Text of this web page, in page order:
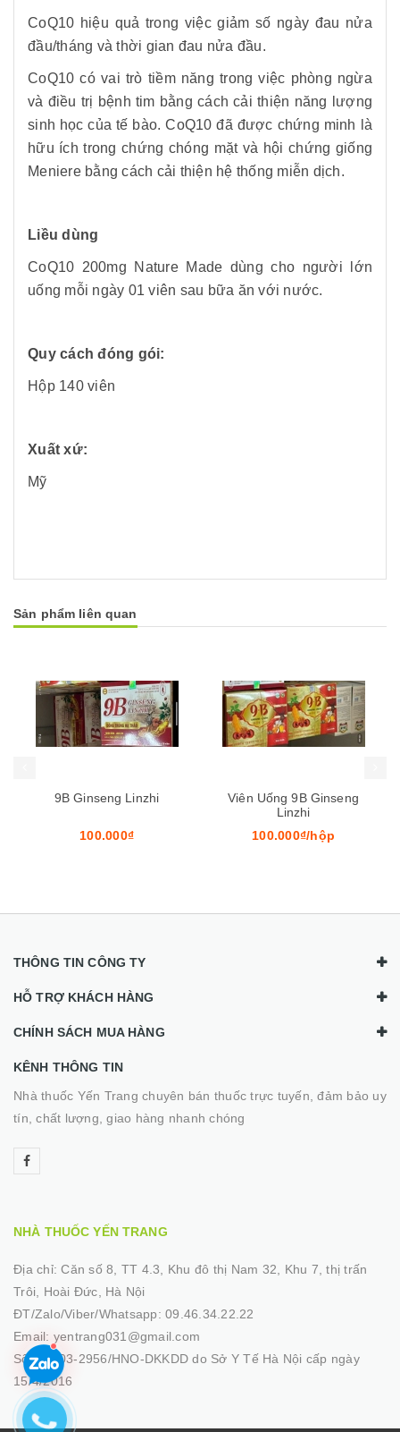
CoQ10 hiệu quả trong việc giảm số ngày đau nửa
đầu/tháng và thời gian đau nửa đầu.
CoQ10 có vai trò tiềm năng trong việc phòng ngừa
và điều trị bệnh tim bằng cách cải thiện năng lượng
sinh học của tế bào. CoQ10 đã được chứng minh là
hữu ích trong chứng chóng mặt và hội chứng giống
Meniere bằng cách cải thiện hệ thống miễn dịch.
Liều dùng
CoQ10 200mg Nature Made dùng cho người lớn
uống mỗi ngày 01 viên sau bữa ăn với nước.
Quy cách đóng gói:
Hộp 140 viên
Xuất xứ:
Mỹ
Sản phẩm liên quan
Viên Uống 9B Ginseng
100.000₫/hộp
B Complex
60.000₫/lọ
Mua hàng Mua hàng
THÔNG TIN CÔNG TY
HỖ TRỢ KHÁCH HÀNG
CHÍNH SÁCH MUA HÀNG
KÊNH THÔNG TIN
Nhà thuốc Yến Trang chuyên bán thuốc trực tuyến, đảm bảo uy
tín, chất lượng, giao hàng nhanh chóng
NHÀ THUỐC YẾN TRANG
Địa chỉ:Căn số 8, TT 4.3, Khu đô thị Nam 32, Khu 7, thị trấn
Trôi, Hoài Đức, Hà Nội
ĐT/Zalo/Viber/Whatsapp: 09.46.34.22.22
Email: yentrang031@gmail.com
Số GP:03-2956/HNO-DKKDD do Sở Y Tế Hà Nội cấp ngày
15/4/2016